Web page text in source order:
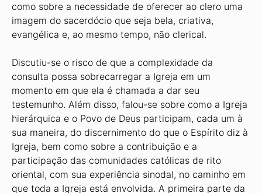
como sobre a necessidade de oferecer ao clero uma
imagem do sacerdócio que seja bela, criativa,
evangélica e, ao mesmo tempo, não clerical.
Discutiu-se o risco de que a complexidade da
consulta possa sobrecarregar a Igreja em um
momento em que ela é chamada a dar seu
testemunho. Além disso, falou-se sobre como a Igreja
hierárquica e o Povo de Deus participam, cada um à
sua maneira, do discernimento do que o Espírito diz à
Igreja, bem como sobre a contribuição e a
participação das comunidades católicas de rito
oriental, com sua experiência sinodal, no caminho em
que toda a Igreja está envolvida. A primeira parte da